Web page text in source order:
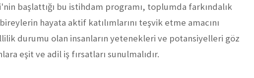
başlattığı bu istihdam programı, toplumda farkındalık
hayata aktif katılımlarını teşvik etme amacını
durumu olan insanların yetenekleri ve potansiyelleri göz
eşit ve adil iş fırsatları sunulmalıdır.